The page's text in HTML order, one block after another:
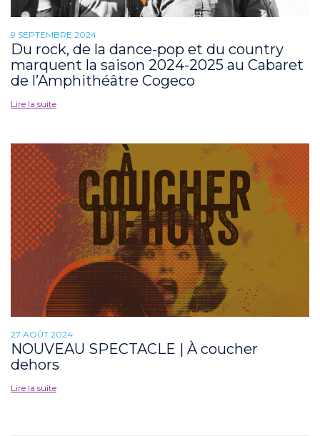
9 SEPTEMBRE 2024
Du rock, de la dance-pop et du country
marquent la saison 2024-2025 au Cabaret
de l’Amphithéâtre Cogeco
Lire la suite
27 AOÛT 2024
NOUVEAU SPECTACLE | À coucher
dehors
Lire la suite